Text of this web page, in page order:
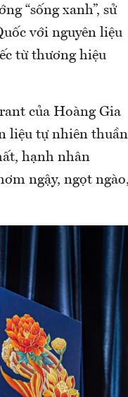
“sống xanh”, sử
với nguyên liệu
từ thương hiệu
của Hoàng Gia
liệu tự nhiên thuần
hạnh nhân
ngậy, ngọt ngào,